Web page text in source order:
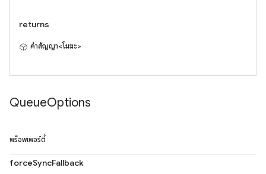
returns
คำสัญญา<โมฆะ>
QueueOptions
พร็อพเพอร์ตี้
forceSyncFallback